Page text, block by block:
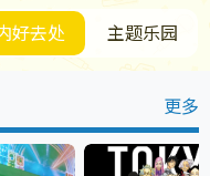
好去处 主题乐园
更多